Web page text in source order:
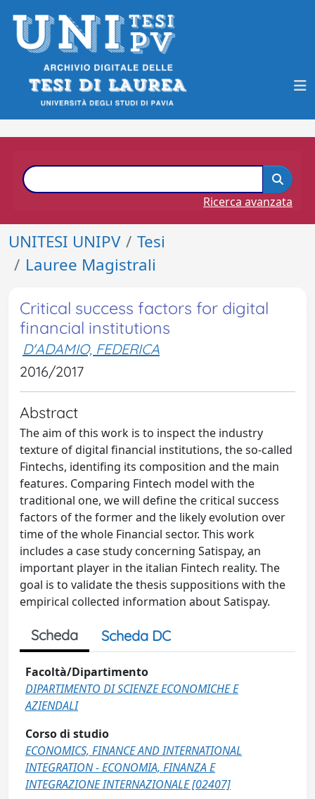
Ricerca avanzata
UNITESI UNIPV
Tesi
Lauree Magistrali
Critical success factors for digital
financial institutions
D'ADAMIO, FEDERICA
2016/2017
Abstract
The aim of this work is to inspect the industry
texture of digital financial institutions, the so-called
Fintechs, identifing its composition and the main
features. Comparing Fintech model with the
traditional one, we will define the critical success
factors of the former and the likely evolution over
time of the whole Financial sector. This work
includes a case study concerning Satispay, an
important player in the italian Fintech reality. The
goal is to validate the thesis suppositions with the
empirical collected information about Satispay.
Scheda Scheda DC
Facoltà/Dipartimento
DIPARTIMENTO DI SCIENZE ECONOMICHE E
AZIENDALI
Corso di studio
ECONOMICS, FINANCE AND INTERNATIONAL
INTEGRATION - ECONOMIA, FINANZA E
INTEGRAZIONE INTERNAZIONALE [02407]